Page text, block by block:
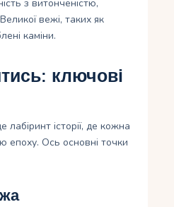
з витонченістю,
вежі, таких як
каміни.
ключові
історії, де кожна
епоху. Ось основні точки